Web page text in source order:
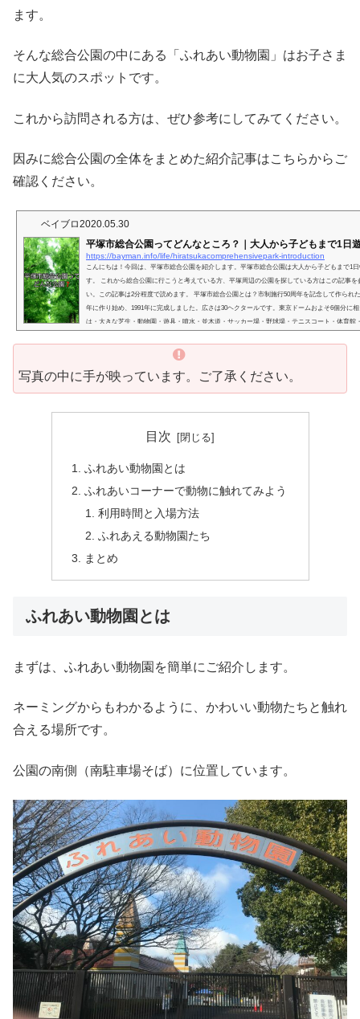
ます。
そんな総合公園の中にある「ふれあい動物園」はお子さま
に大人気のスポットです。
これから訪問される方は、ぜひ参考にしてみてください。
因みに総合公園の全体をまとめた紹介記事はこちらからご
確認ください。
ベイブロ2020.05.30
平塚市総合公園ってどんなところ？｜大人から子どもまで1日
https://bayman.info/life/hiratsukacomprehensivepark-introduction
こんにちは！今回は、平塚市総合公園を紹介します。平塚市総合公園は大人から子どもまで1
す。 これから総合公園に行こうと考えている方、平塚周辺の公園を探している方はこの記事を
い。この記事は2分程度で読めます。 平塚市総合公園とは？市制施行50周年を記念して作られ
年に作り始め、1991年に完成しました。広さは30ヘクタールです。東京ドームおよそ6個分に
は・大きな芝生・動物園・遊具・噴水・並木道・サッカー場・野球場・テニスコート・体育館
写真の中に手が映っています。ご了承ください。
目次
ふれあい動物園とは
ふれあいコーナーで動物に触れてみよう
利用時間と入場方法
ふれあえる動物園たち
まとめ
ふれあい動物園とは
まずは、ふれあい動物園を簡単にご紹介します。
ネーミングからもわかるように、かわいい動物たちと触れ
合える場所です。
公園の南側（南駐車場そば）に位置しています。